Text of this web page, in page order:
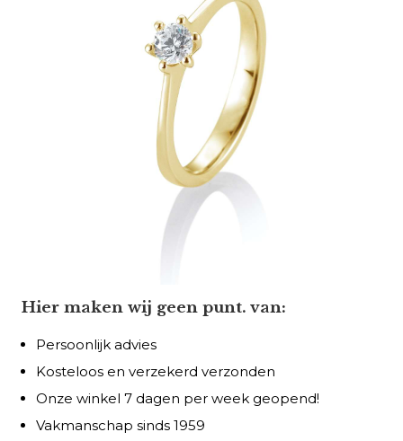
Hier maken wij geen punt. van:
Persoonlijk advies
Kosteloos en verzekerd verzonden
Onze winkel 7 dagen per week geopend!
Vakmanschap sinds 1959